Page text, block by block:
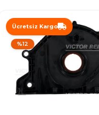
Ücretsiz Kargo
%12